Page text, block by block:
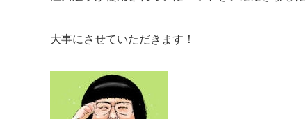
大事にさせていただきます！